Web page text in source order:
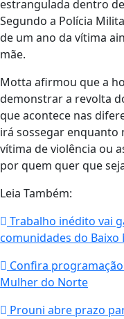
estrangulada dentro
Segundo a Polícia
de um ano da vítima
mãe.
Motta afirmou que a
demonstrar a revolta
que acontece nas
irá sossegar
vítima de violência ou
por quem quer que
Leia Também:
Trabalho inédito vai
comunidades do Baixo
Confira programação
Mulher do Norte
Prouni abre prazo